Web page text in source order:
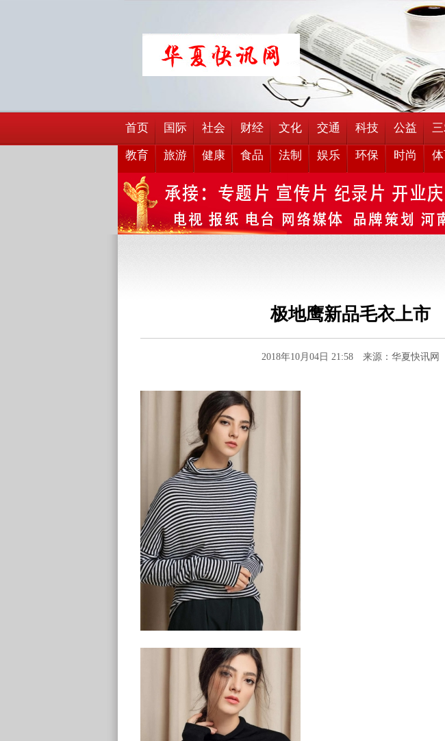
首页 国际 社会 财经 文化 交通 科技 公益
教育 旅游 健康 食品 法制 娱乐 环保 时尚
极地鹰新品毛衣上市
2018年10月04日 21:58 来源：华夏快讯网